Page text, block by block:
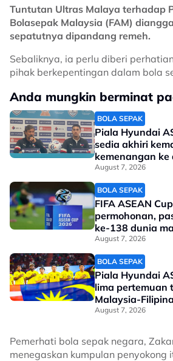
Tuntutan Ultras Malaya terhadap
Bolasepak Malaysia (FAM)
sepatutnya dipandang remeh.
Sebaliknya, ia perlu diberi
pihak berkepentingan dalam bola
Anda mungkin berminat
BOLA SEPAK
Piala Hyundai
sedia akhiri
kemenangan ke
Malaya
August 7, 2026
BOLA SEPAK
FIFA ASEAN
permohonan,
ke-138 dunia
August 7, 2026
BOLA SEPAK
Piala Hyundai
lima pertemuan
Malaysia-Filipina
August 7, 2026
Pemerhati bola sepak negara,
menegaskan kumpulan penyokong